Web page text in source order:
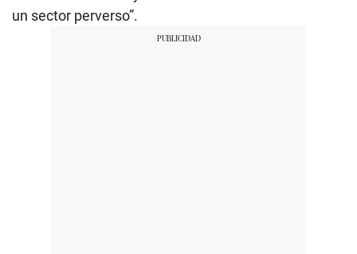
un sector perverso”.